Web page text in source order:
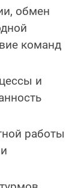
обмен
команд
и
работы